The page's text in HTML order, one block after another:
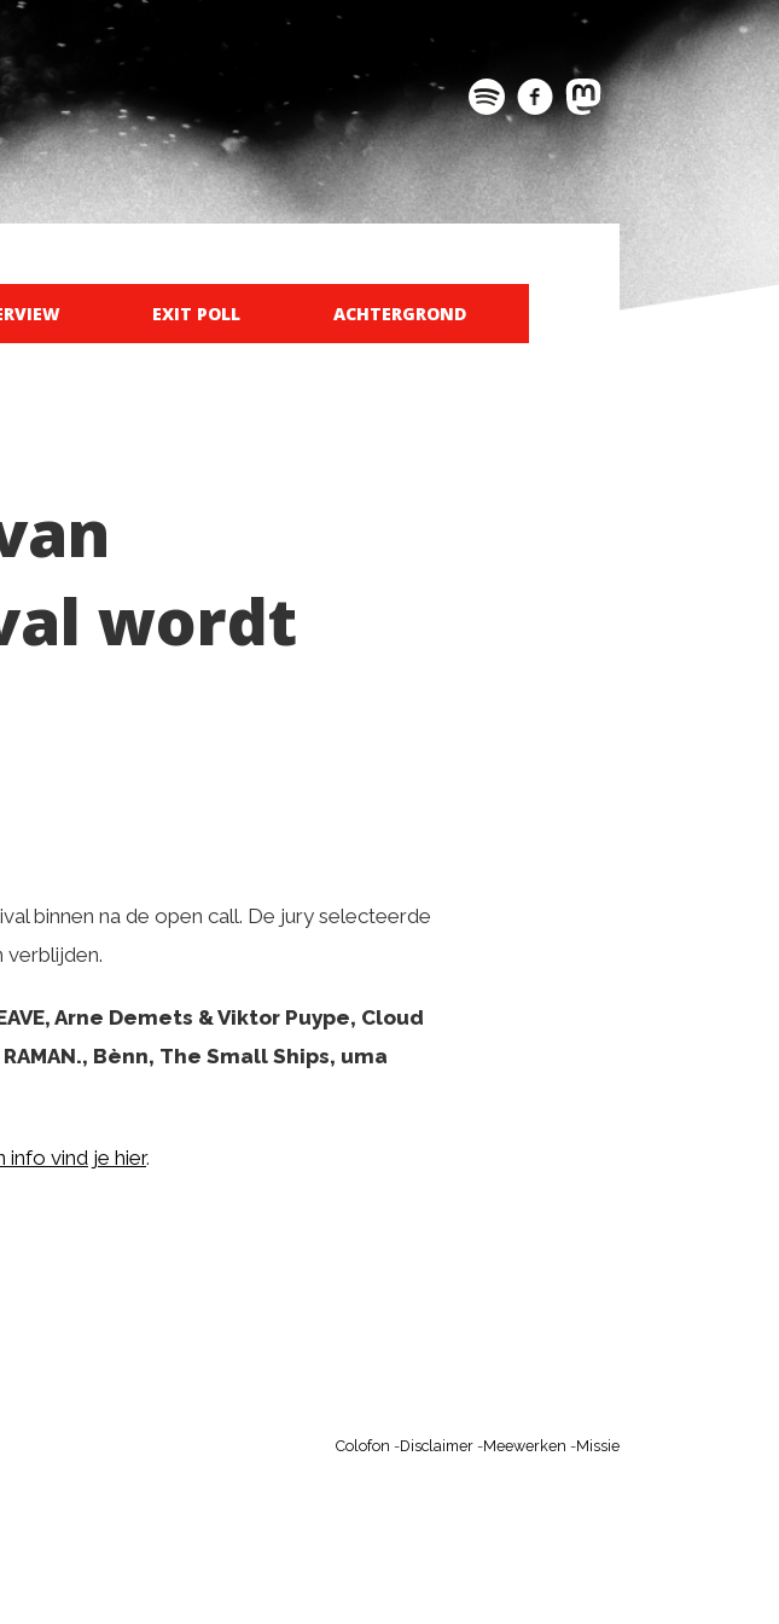
EXIT POLL ACHTERGROND
wordt
binnen na de open call. De jury selecteerde
verblijden.
Arne Demets & Viktor Puype, Cloud
Bènn, The Small Ships, uma
info vind je hier.
Colofon -Disclaimer -Meewerken -Missie